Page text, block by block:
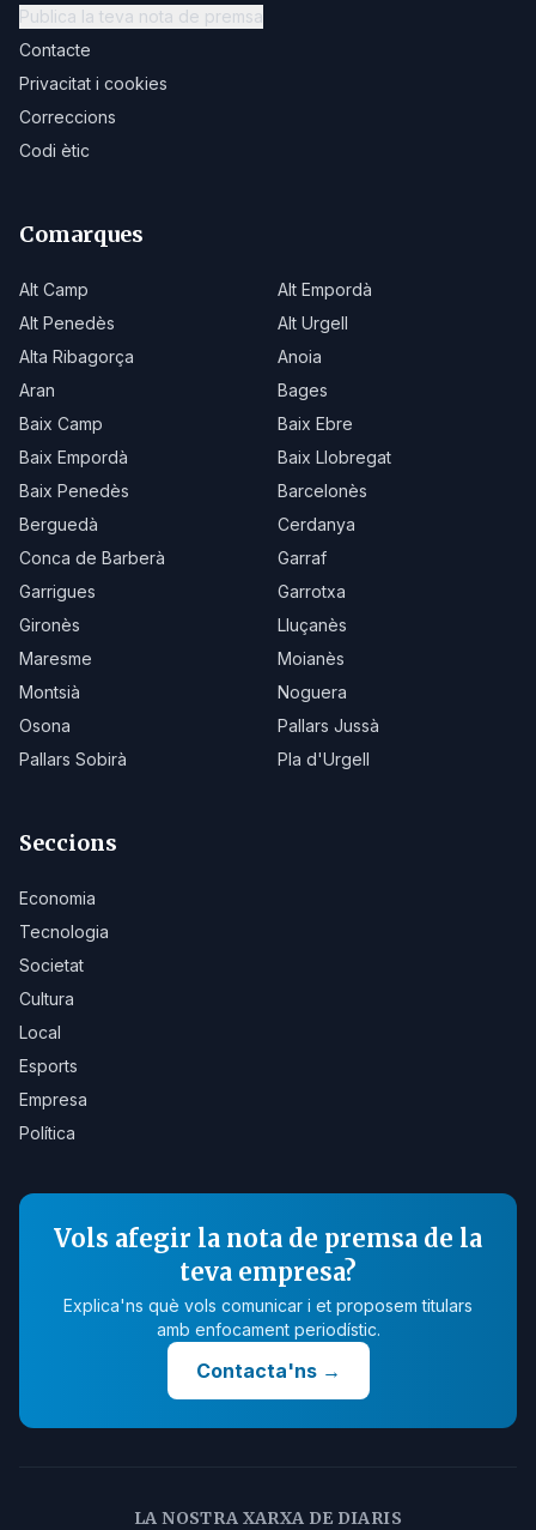
Publica la teva nota de premsa
Contacte
Privacitat i cookies
Correccions
Codi ètic
Comarques
Alt Camp
Alt Empordà
Alt Penedès
Alt Urgell
Alta Ribagorça
Anoia
Aran
Bages
Baix Camp
Baix Ebre
Baix Empordà
Baix Llobregat
Baix Penedès
Barcelonès
Berguedà
Cerdanya
Conca de Barberà
Garraf
Garrigues
Garrotxa
Gironès
Lluçanès
Maresme
Moianès
Montsià
Noguera
Osona
Pallars Jussà
Pallars Sobirà
Pla d'Urgell
Seccions
Economia
Tecnologia
Societat
Cultura
Local
Esports
Empresa
Política
Vols afegir la nota de premsa de la
teva empresa?
Explica'ns què vols comunicar i et proposem titulars
amb enfocament periodístic.
Contacta'ns→
LA NOSTRA XARXA DE DIARIS